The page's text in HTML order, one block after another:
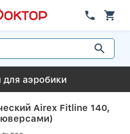
для аэробики
Airex Fitline 140,